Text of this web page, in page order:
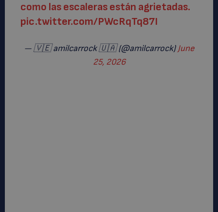
como las escaleras están agrietadas.
pic.twitter.com/PWcRqTq87I
— 🇻🇪 amilcarrock 🇺🇦 (@amilcarrock)June
25, 2026